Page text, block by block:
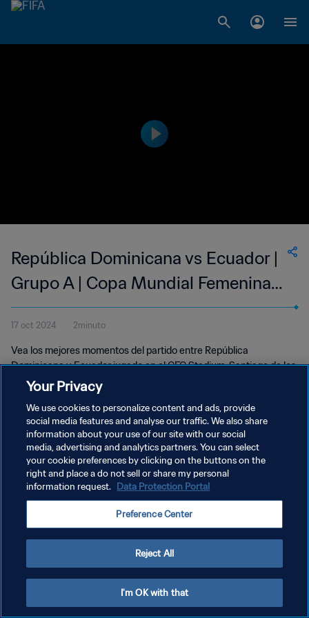
República Dominicana vs Ecuador |
Grupo A | Copa Mundial Femenina
Sub-17 de la FIFA República
Dominicana 2024™ | Highlights
17 oct 2024 2minuto
Vea los mejores momentos del partido entre República
Dominicana y Ecuador jugado en el CFC Stadium, Santiago de los
Caballeros el miércoles, 16 de octubre de 2024 a las 19:00 (hora
POLÍTICA DE PRIVACIDAD
AJUSTAR LA CONFIGURACIÓN DE LAS COOKIES
Copyright © 1994 - 2026 FIFA. Todos los derechos reservados.
Your Privacy
We use cookies to personalize content and ads, provide
social media features and analyse our traffic. We also share
information about your use of our site with our social
media, advertising and analytics partners. You can select
your cookie preferences by clicking on the buttons on the
right and place a do not sell or share my personal
information request. Data Protection Portal
Preference Center
Reject All
I'm OK with that